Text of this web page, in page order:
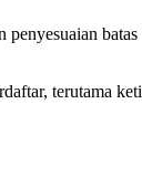
terutama